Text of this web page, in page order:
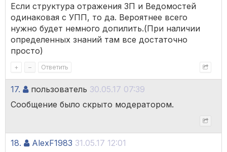
Если структура отражения ЗП и Ведомостей
одинаковая с УПП, то да. Вероятнее всего
нужно будет немного допилить.(При наличии
определенных знаний там все достаточно
просто)
+ – Ответить
17. пользователь 30.05.17 07:39
Сообщение было скрыто модератором.
18. AlexF1983 31.05.17 12:01